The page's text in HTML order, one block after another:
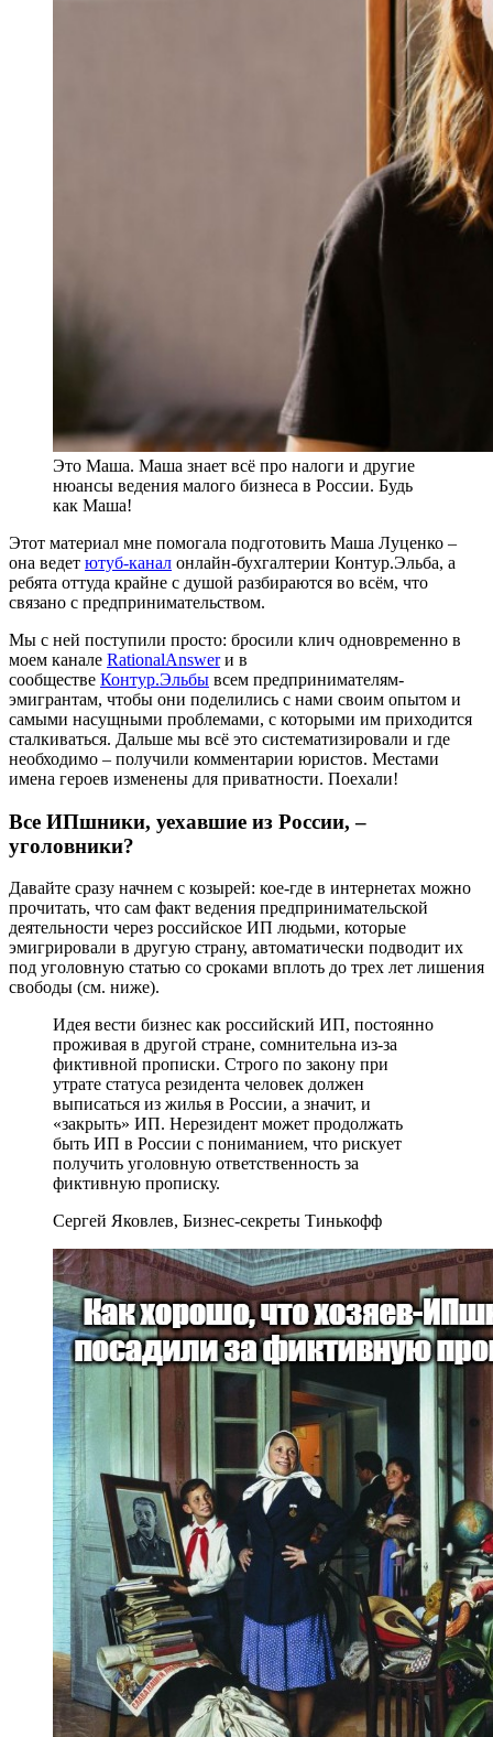
Это Маша. Маша знает всё про налоги и другие
нюансы ведения малого бизнеса в России. Будь
как Маша!
Этот материал мне помогала подготовить Маша Луценко –
она ведет ютуб-канал онлайн-бухгалтерии Контур.Эльба, а
ребята оттуда крайне с душой разбираются во всём, что
связано с предпринимательством.
Мы с ней поступили просто: бросили клич одновременно в
моем канале RationalAnswerи в
сообществе Контур.Эльбы всем предпринимателям-
эмигрантам, чтобы они поделились с нами своим опытом и
самыми насущными проблемами, с которыми им приходится
сталкиваться. Дальше мы всё это систематизировали и где
необходимо – получили комментарии юристов. Местами
имена героев изменены для приватности. Поехали!
Все ИПшники, уехавшие из России, –
уголовники?
Давайте сразу начнем с козырей: кое-где в интернетах можно
прочитать, что сам факт ведения предпринимательской
деятельности через российское ИП людьми, которые
эмигрировали в другую страну, автоматически подводит их
под уголовную статью со сроками вплоть до трех лет лишения
свободы (см. ниже).
Идея вести бизнес как российский ИП, постоянно
проживая в другой стране, сомнительна из-за
фиктивной прописки. Строго по закону при
утрате статуса резидента человек должен
выписаться из жилья в России, а значит, и
«закрыть» ИП. Нерезидент может продолжать
быть ИП в России с пониманием, что рискует
получить уголовную ответственность за
фиктивную прописку.
Сергей Яковлев, Бизнес-секреты Тинькофф